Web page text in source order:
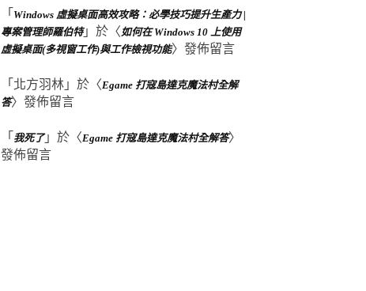
「 Windows 虛擬桌面高效攻略：必學技巧提升生產力 |
專案管理師羅伯特」於〈 如何在 Windows 10 上使用
虛擬桌面(多視窗工作)與工作檢視功能〉發佈留言
「 北方羽林 」於〈Egame 打寇島達克魔法村全解
答〉發佈留言
「 我死了」於〈Egame 打寇島達克魔法村全解答〉
發佈留言